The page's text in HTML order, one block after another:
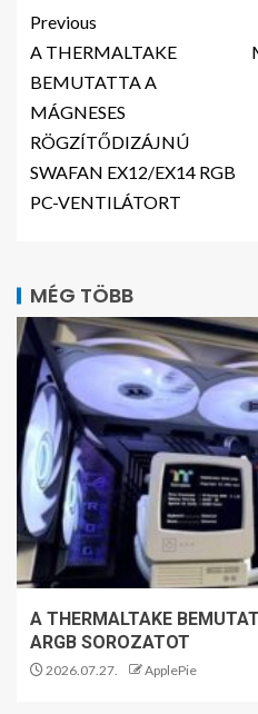
Previous
A THERMALTAKE
BEMUTATTA A
MÁGNESES
RÖGZÍTŐDIZÁJNÚ
SWAFAN EX12/EX14 RGB
PC-VENTILÁTORT
MÉG TÖBB
A THERMALTAKE
ARGB SOROZATOT
2026.07.27. ApplePie